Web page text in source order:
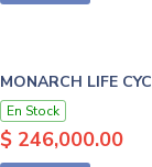
MONARCH LIFE
En Stock
$ 246,000.00